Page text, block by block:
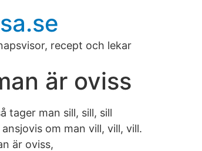
recept och lekar
är oviss
tager man sill, sill, sill
om man vill, vill, vill.
är oviss,